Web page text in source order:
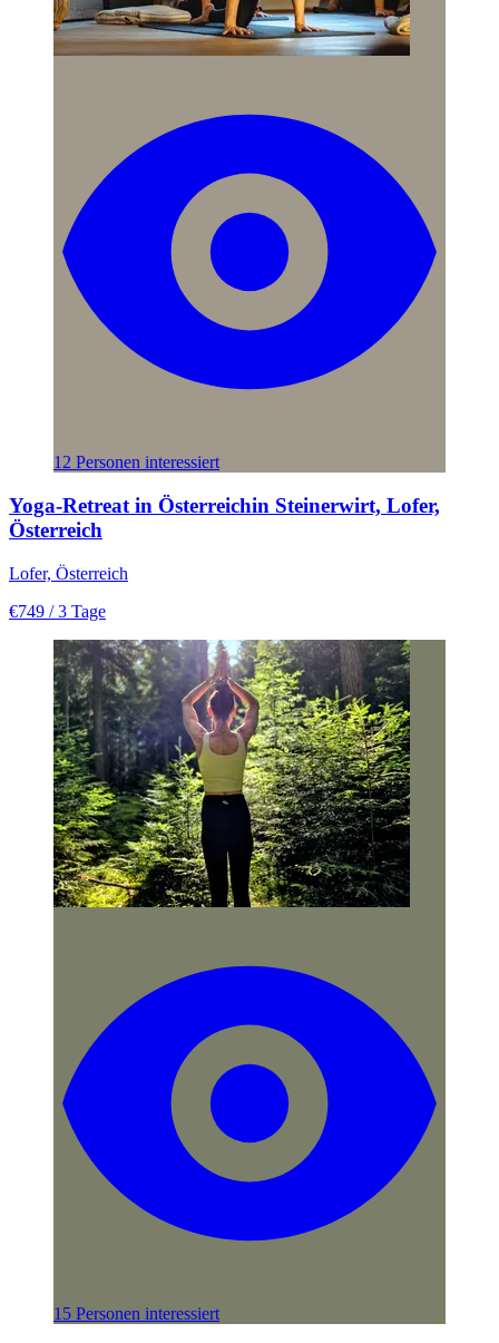
12 Personen interessiert
Yoga-Retreat in Österreichin Steinerwirt, Lofer,
Österreich
Lofer, Österreich
€749 / 3 Tage
15 Personen interessiert